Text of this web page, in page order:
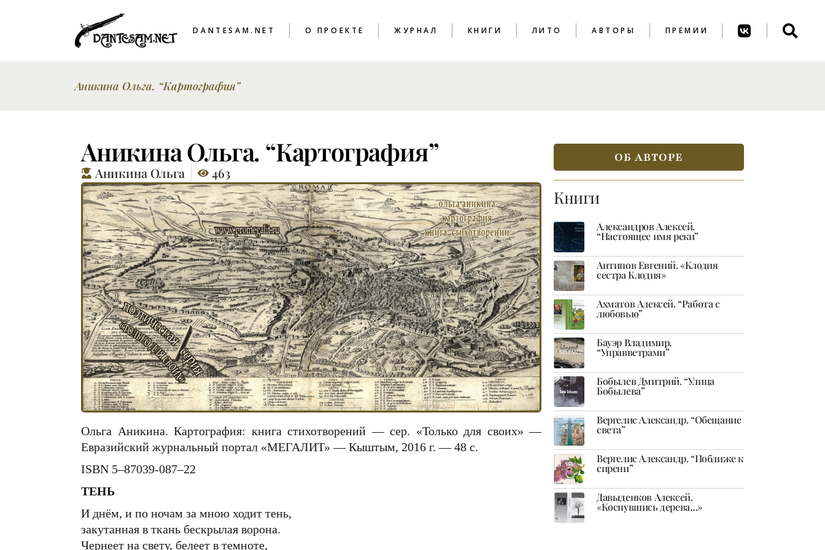
DANTESAM.NET О ПРОЕКТЕ ЖУРНАЛ
ИНТЕРВЬЮ
ЛИТПРОЦЕСС
КНИГИ ЛИТО АВТОРЫ ПРЕМИИ
Аникина Ольга. “Картография”
Аникина Ольга. “Картография”
Аникина Ольга 463
Ольга Аникина. Картография: книга стихотворений — сер. «Только для своих» —
Евразийский журнальный портал «МЕГАЛИТ» — Кыштым, 2016 г. — 48 с.
ISBN 5–87039-087–22
ТЕНЬ
И днём, и по ночам за мною ходит тень,
закутанная в ткань бескрылая ворона.
Чернеет на свету, белеет в темноте,
ОБ АВТОРЕ
Книги
Александров Алексей.
“Настоящее имя реки”
Антипов Евгений. «Клодия
сестра Клодия»
Ахматов Алексей. “Работа с
любовью”
Бауэр Владимир.
“Управветрами”
Бобылев Дмитрий. “Улица
Бобылева”
Вергелис Александр. “Обещание
света”
Вергелис Александр. “Поближе к
сирени”
Давыденков Алексей.
«Коснувшись дерева…»